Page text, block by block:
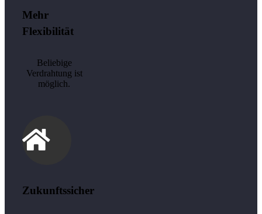
Mehr
Flexibilität
Beliebige
Verdrahtung ist
möglich.
Zukunftssicher